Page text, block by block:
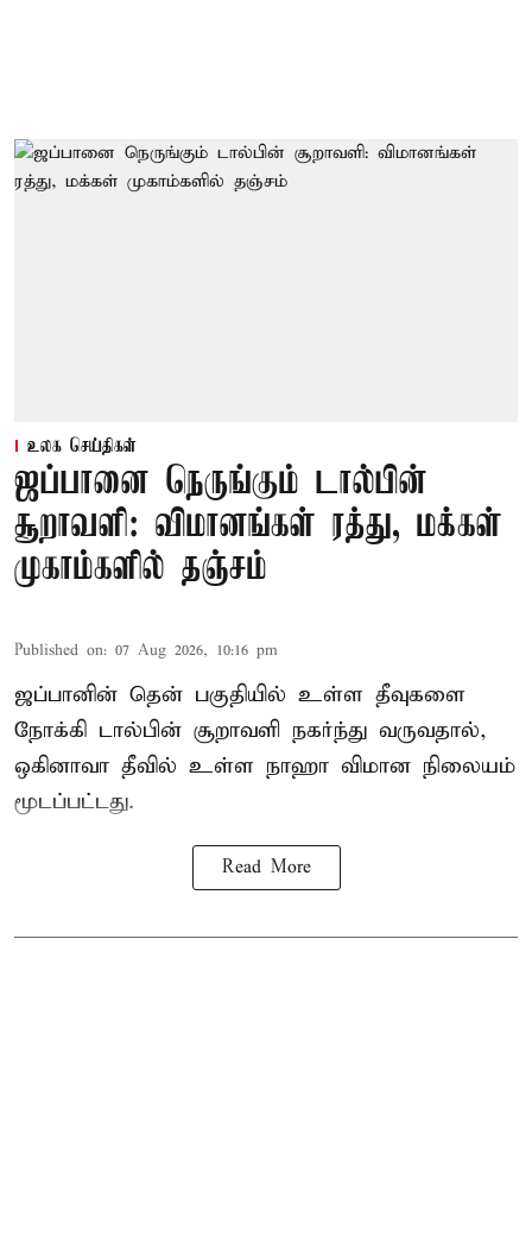
உலக செய்திகள்
ஜப்பானை நெருங்கும் டால்பின்
சூறாவளி: விமானங்கள் ரத்து, மக்கள்
முகாம்களில் தஞ்சம்
Published on: 07 Aug 2026, 10:16 pm
ஜப்பானின் தென் பகுதியில் உள்ள தீவுகளை
நோக்கி டால்பின் சூறாவளி நகர்ந்து வருவதால்,
ஒகினாவா தீவில் உள்ள நாஹா விமான நிலையம்
மூடப்பட்டது.
Read More